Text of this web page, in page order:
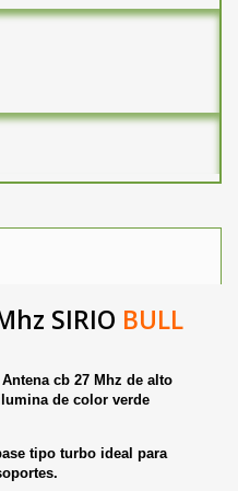
SIRIO BULL
cb 27 Mhz de alto
de color verde
tipo turbo ideal para